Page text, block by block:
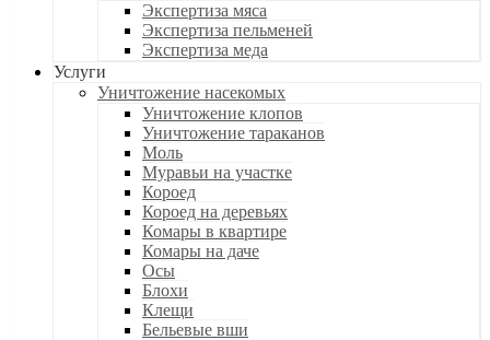
Экспертиза мяса
Экспертиза пельменей
Экспертиза меда
Услуги
Уничтожение насекомых
Уничтожение клопов
Уничтожение тараканов
Моль
Муравьи на участке
Короед
Короед на деревьях
Комары в квартире
Комары на даче
Осы
Блохи
Клещи
Бельевые вши